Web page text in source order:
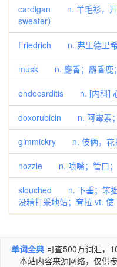
cardigan n. 羊毛衫，开
sweater）
Friedrich n. 弗里德里希
musk n. 麝香；麝香鹿
endocarditis n. [内科]
doxorubicin n. 阿霉素
gimmickry n. 伎俩，花
nozzle n. 喷嘴；管口
slouched n. 下垂；笨拙
没精打采地站；耷拉 vt. 使
单词全典 可查500万词汇，
本站内容来源网络，仅供